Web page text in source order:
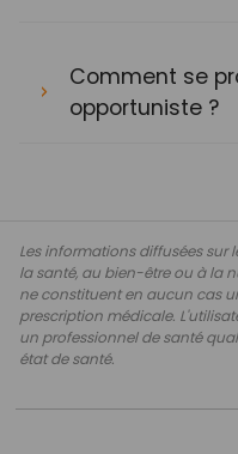
Comment se
opportuniste ?
Les informations diffusées sur
la santé, au bien-être ou à la
ne constituent en aucun cas
prescription médicale.
un professionnel de santé
état de santé.